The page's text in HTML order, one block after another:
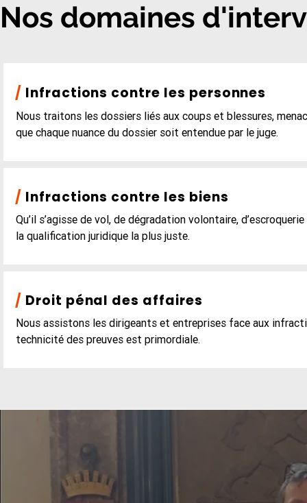
Nos domaines
/ Infractions contre les personnes
Nous traitons les dossiers liés aux coups et blessures,
que chaque nuance du dossier soit entendue par le juge.
/ Infractions contre les biens
Qu’il s’agisse de vol, de dégradation volontaire,
la qualification juridique la plus juste.
/ Droit pénal des affaires
Nous assistons les dirigeants et entreprises face aux
technicité des preuves est primordiale.